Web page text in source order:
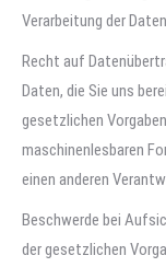
Verarbeitung der
Recht auf
Daten, die Sie uns
gesetzlichen
maschinenlesbaren
einen anderen
Beschwerde bei
der gesetzlichen